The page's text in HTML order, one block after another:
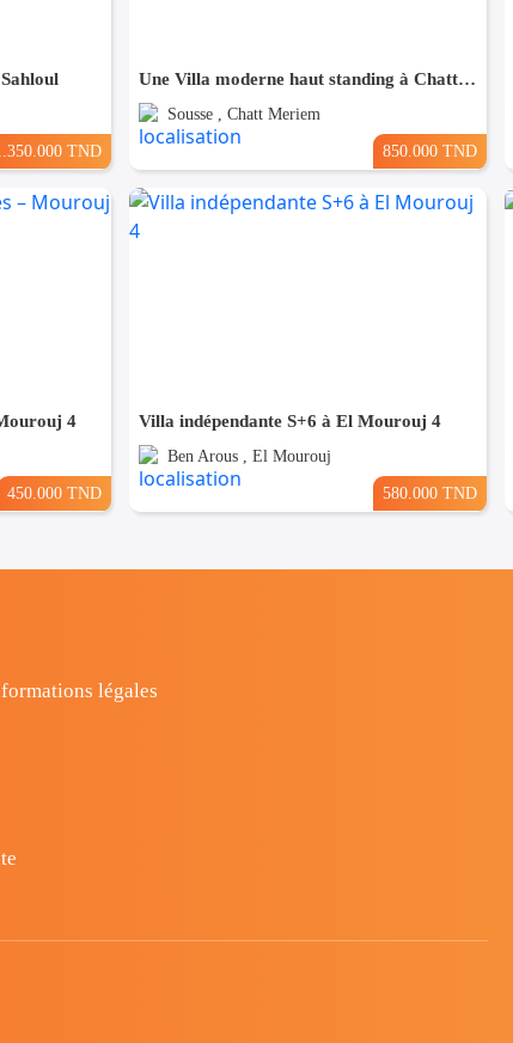
TND
Une Villa moderne haut standing à Chatt Mariem Sousse Vue mer
Sousse , Chatt Meriem
850.000 TND
4
450.000 TND
Villa indépendante S+6 à El Mourouj 4
Ben Arous , El Mourouj
580.000 TND
légales